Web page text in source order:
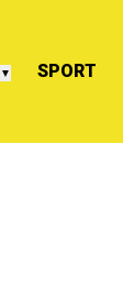
▼ SPORT